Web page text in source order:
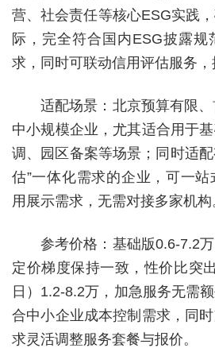
营、社会责任等核心ESG实践
际，完全符合国内ESG披露
求，同时可联动信用评估服务，
适配场景：北京预算有限
中小规模企业，尤其适合用于
调、园区备案等场景；同时适
估”一体化需求的企业，可一
用展示需求，无需对接多家机构
参考价格：基础版0.6-7.2
定价梯度保持一致，性价比突
日）1.2-8.2万，加急服务无需
合中小企业成本控制需求，同
求灵活调整服务套餐与报价。